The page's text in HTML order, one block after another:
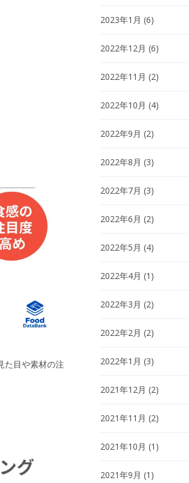
た目や素材の注
2023年1月 (6)
2022年12月 (6)
2022年11月 (2)
2022年10月 (4)
2022年9月 (2)
2022年8月 (3)
2022年7月 (3)
2022年6月 (2)
2022年5月 (4)
2022年4月 (1)
2022年3月 (2)
2022年2月 (2)
2022年1月 (3)
2021年12月 (2)
2021年11月 (2)
2021年10月 (1)
2021年9月 (1)